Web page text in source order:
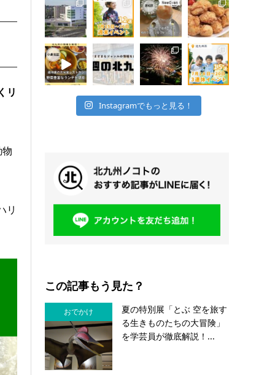
リ
リ
Instagramでもっと見る！
この記事もう見た？
おでかけ
夏の特別展「とぶ 空を旅す
る生きものたちの大冒険」
を学芸員が徹底解説！...